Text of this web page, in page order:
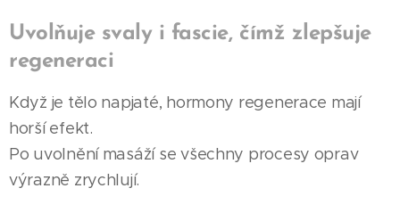
Uvolňuje svaly i fascie, čímž zlepšuje
regeneraci
Když je tělo napjaté, hormony regenerace mají
horší efekt.
Po uvolnění masáží se všechny procesy oprav
výrazně zrychlují.